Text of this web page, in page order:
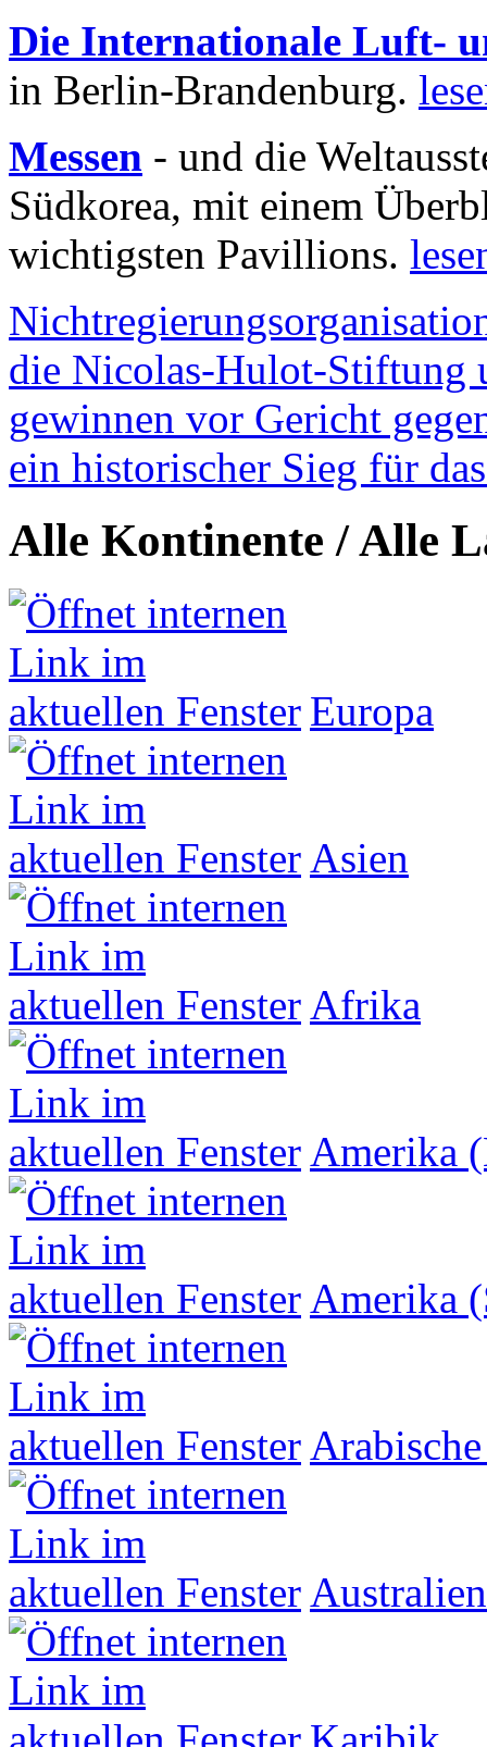
Die Internationale Luft-
in Berlin-Brandenburg.
Messen - und die
Südkorea, mit einem
wichtigsten Pavillions.
die Nicolas-Hulot-Stiftung
gewinnen vor Gericht
ein historischer Sieg für
Alle Kontinente / Alle
Europa
Asien
Afrika
Amerika
Amerika
Australien